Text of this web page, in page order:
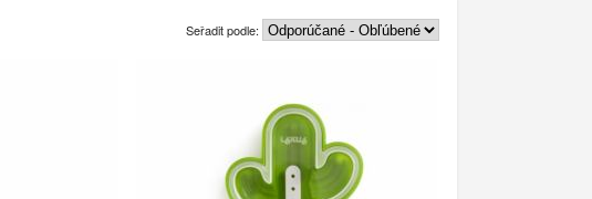
Seřadit podle: